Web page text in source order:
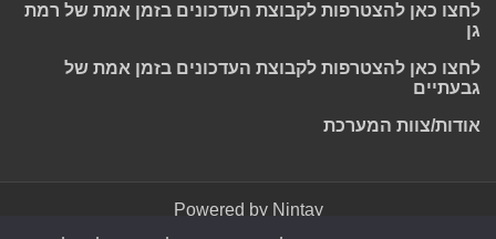
לחצו כאן להצטרפות לקבוצת העדכונים בזמן אמת של רמת
גן
לחצו כאן להצטרפות לקבוצת העדכונים בזמן אמת של
גבעתיים
אודות/צוות המערכת
Powered by Nintay